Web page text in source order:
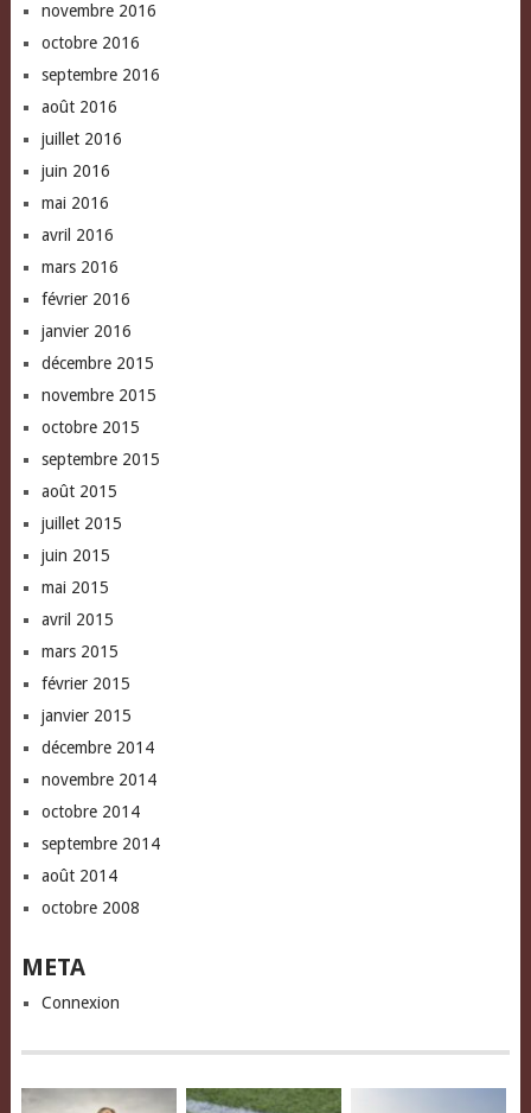
novembre 2016
octobre 2016
septembre 2016
août 2016
juillet 2016
juin 2016
mai 2016
avril 2016
mars 2016
février 2016
janvier 2016
décembre 2015
novembre 2015
octobre 2015
septembre 2015
août 2015
juillet 2015
juin 2015
mai 2015
avril 2015
mars 2015
février 2015
janvier 2015
décembre 2014
novembre 2014
octobre 2014
septembre 2014
août 2014
octobre 2008
META
Connexion